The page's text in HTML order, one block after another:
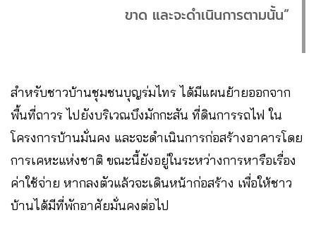
ขาด และจะดำเนินการตามนั้น”
สำหรับชาวบ้านชุมชนบุญร่มไทร ได้มีแผนย้ายออกจาก
พื้นที่ถาวร ไปยังบริเวณบึงมักกะสัน ที่ดินการรถไฟ ใน
โครงการบ้านมั่นคง และจะดำเนินการก่อสร้างอาคารโดย
การเคหะแห่งชาติ ขณะนี้ยังอยู่ในระหว่างการหารือเรื่อง
ค่าใช้จ่าย หากลงตัวแล้วจะเดินหน้าก่อสร้าง เพื่อให้ชาว
บ้านได้มีที่พักอาศัยมั่นคงต่อไป